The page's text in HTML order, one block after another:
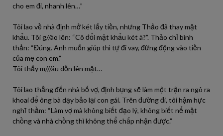
cho em đi, nhanh lên…”
Tôi lao về nhà định mở két lấy tiền, nhưng Thảo đã thay mật
khẩu. Tôi g//ào lên: “Cô đổi mật khẩu két à?”. Thảo chỉ bình
thản: “Đúng. Anh muốn giúp thì tự đi vay, đừng động vào tiền
của mẹ con em.”
Tôi thấy m///áu dồn lên mặt…
Tôi lao thẳng đến nhà bố vợ, định bụng sẽ làm một trận ra ngô ra
khoai để ông bà dạy bảo lại con gái. Trên đường đi, tôi hậm hực
nghĩ thầm: “Làm vợ mà không biết đạo lý, không biết nể mặt
chồng và nhà chồng thì không thể chấp nhận được.”